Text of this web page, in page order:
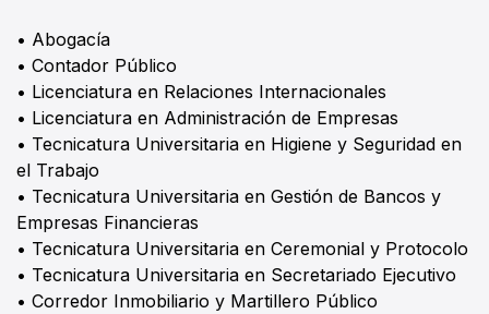
• Abogacía
• Contador Público
• Licenciatura en Relaciones Internacionales
• Licenciatura en Administración de Empresas
• Tecnicatura Universitaria en Higiene y Seguridad en
el Trabajo
• Tecnicatura Universitaria en Gestión de Bancos y
Empresas Financieras
• Tecnicatura Universitaria en Ceremonial y Protocolo
• Tecnicatura Universitaria en Secretariado Ejecutivo
• Corredor Inmobiliario y Martillero Público